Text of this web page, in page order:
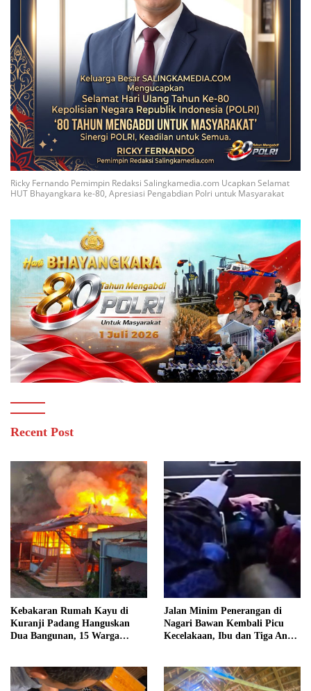
Ricky Fernando Pemimpin Redaksi Salingkamedia.com Ucapkan Selamat
HUT Bhayangkara ke-80, Apresiasi Pengabdian Polri untuk Masyarakat
Recent Post
Kebakaran Rumah Kayu di
Kuranji Padang Hanguskan
Dua Bangunan, 15 Warga
Jalan Minim Penerangan di
Nagari Bawan Kembali Picu
Kecelakaan, Ibu dan Tiga Anak